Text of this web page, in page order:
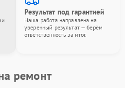
Результат под гарантией
Наша работа направлена на
уверенный результат — берём
ответственность за итог.
ремонт